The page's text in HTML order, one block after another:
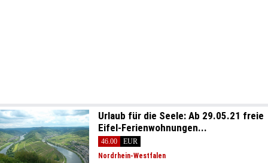
Urlaub für die Seele: Ab 29.05.21 freie
Eifel-Ferienwohnungen...
46.00
EUR
Nordrhein-Westfalen